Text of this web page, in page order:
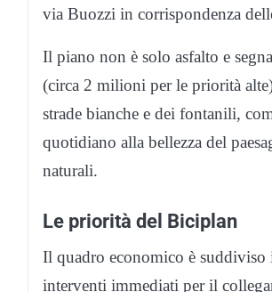
via Buozzi in corrispondenza
Il piano non è solo asfalto e
(circa 2 milioni per le priorità
strade bianche e dei fontanili,
quotidiano alla bellezza del
naturali.
Le priorità del Biciplan
Il quadro economico è
interventi immediati per il